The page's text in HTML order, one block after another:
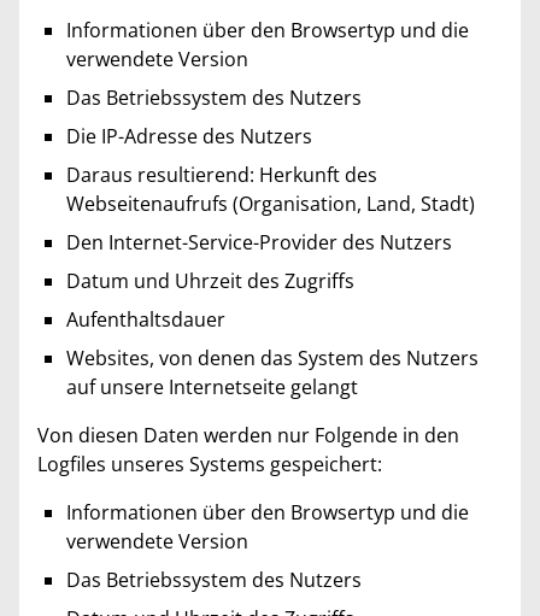
Informationen über den Browsertyp und die
verwendete Version
Das Betriebssystem des Nutzers
Die IP-Adresse des Nutzers
Daraus resultierend: Herkunft des
Webseitenaufrufs (Organisation, Land, Stadt)
Den Internet-Service-Provider des Nutzers
Datum und Uhrzeit des Zugriffs
Aufenthaltsdauer
Websites, von denen das System des Nutzers
auf unsere Internetseite gelangt
Von diesen Daten werden nur Folgende in den
Logfiles unseres Systems gespeichert:
Informationen über den Browsertyp und die
verwendete Version
Das Betriebssystem des Nutzers